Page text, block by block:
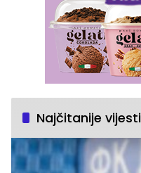
Najčitanije vijesti